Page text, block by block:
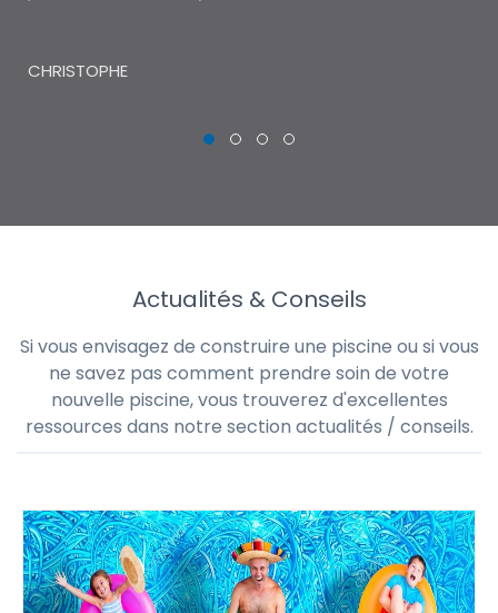
CHRISTOPHE
Actualités & Conseils
Si vous envisagez de construire une piscine ou si vous
ne savez pas comment prendre soin de votre
nouvelle piscine, vous trouverez d'excellentes
ressources dans notre section actualités / conseils.